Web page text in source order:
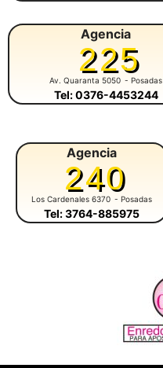
Agencia
225
Av. Quaranta 5050 - Posadas
Tel: 0376-4453244
Agencia
240
Los Cardenales 6370 - Posadas
Tel: 3764-885975